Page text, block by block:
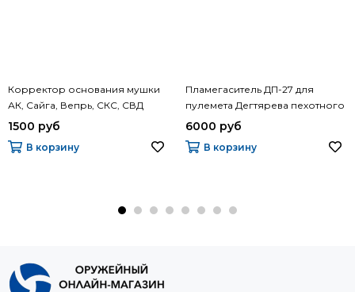
Корректор основания мушки
АК, Сайга, Вепрь, СКС, СВД
1500 руб
В корзину
Пламегаситель ДП-27 для
пулемета Дегтярева пехотного
6000 руб
В корзину